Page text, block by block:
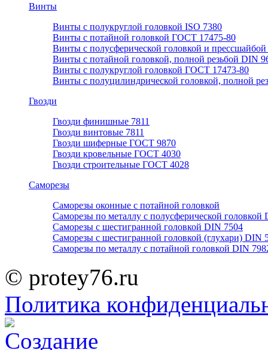
Винты
Винты с полукруглой головкой ISO 7380
Винты с потайной головкой ГОСТ 17475-80
Винты с полусферической головкой и
Винты с потайной головкой, полной резьбой DIN
Винты с полукруглой головкой ГОСТ 17473-80
Винты с полуцилиндрической головкой, полной
Гвозди
Гвозди финишные 7811
Гвозди винтовые 7811
Гвозди шиферные ГОСТ 9870
Гвозди кровельные ГОСТ 4030
Гвозди строительные ГОСТ 4028
Саморезы
Саморезы оконные с потайной головкой
Саморезы по металлу с полусферической головкой
Саморезы с шестигранной головкой DIN 7504
Саморезы с шестигранной головкой (глухари) DIN
Саморезы по металлу с потайной головкой DIN
© protey76.ru
Политика